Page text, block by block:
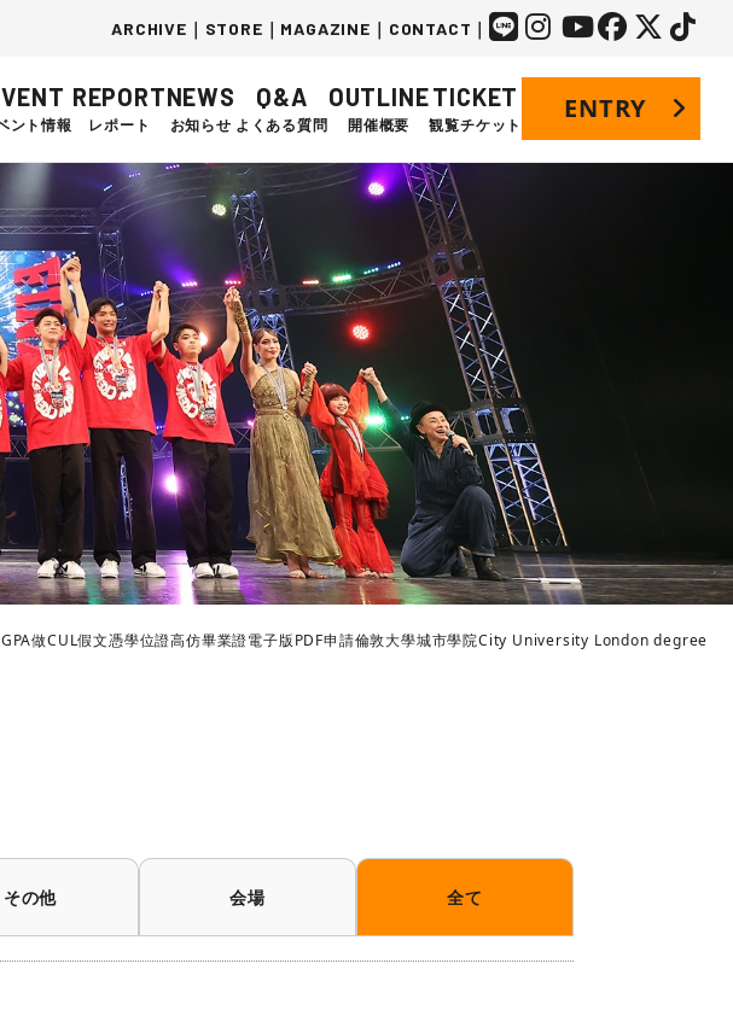
ARCHIVE ｜ STORE ｜ MAGAZINE ｜ CONTACT ｜
ント情報
REPORT
レポート
NEWS
お知らせ
Q&A
よくある質問
OUTLINE
開催概要
TICKET
観覧チケット
ENTRY
做CUL假文憑學位證高仿畢業證電子版PDF申請倫敦大學城市學院City University London degree
その他 会場 全て